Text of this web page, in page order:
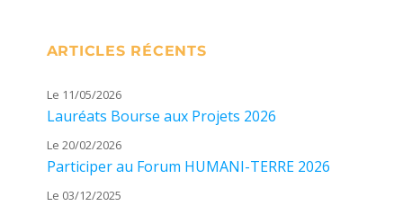
ARTICLES RÉCENTS
Le 11/05/2026
Lauréats Bourse aux Projets 2026
Le 20/02/2026
Participer au Forum HUMANI-TERRE 2026
Le 03/12/2025